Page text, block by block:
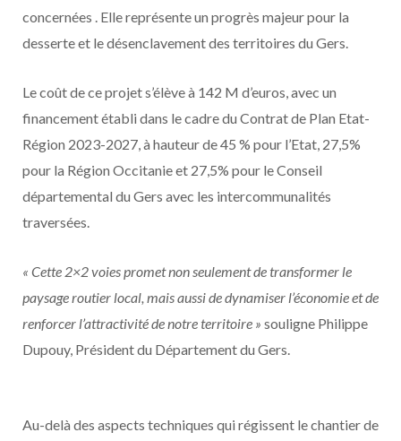
concernées . Elle représente un progrès majeur pour la
desserte et le désenclavement des territoires du Gers.
Le coût de ce projet s’élève à 142 M d’euros, avec un
financement établi dans le cadre du Contrat de Plan Etat-
Région 2023-2027, à hauteur de 45 % pour l’Etat, 27,5%
pour la Région Occitanie et 27,5% pour le Conseil
départemental du Gers avec les intercommunalités
traversées.
« Cette 2×2 voies promet non seulement de transformer le
paysage routier local, mais aussi de dynamiser l’économie et de
renforcer l’attractivité de notre territoire » souligne Philippe
Dupouy, Président du Département du Gers.
Au-delà des aspects techniques qui régissent le chantier de